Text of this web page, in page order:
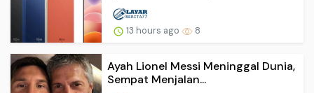
13 hours ago 8
Ayah Lionel Messi Meninggal Dunia,
Sempat Menjalan...